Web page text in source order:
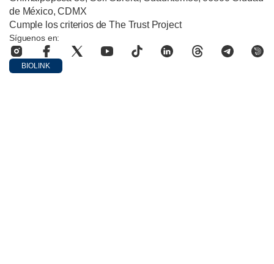
de México, CDMX
Cumple los criterios de The Trust Project
Síguenos en:
BIOLINK